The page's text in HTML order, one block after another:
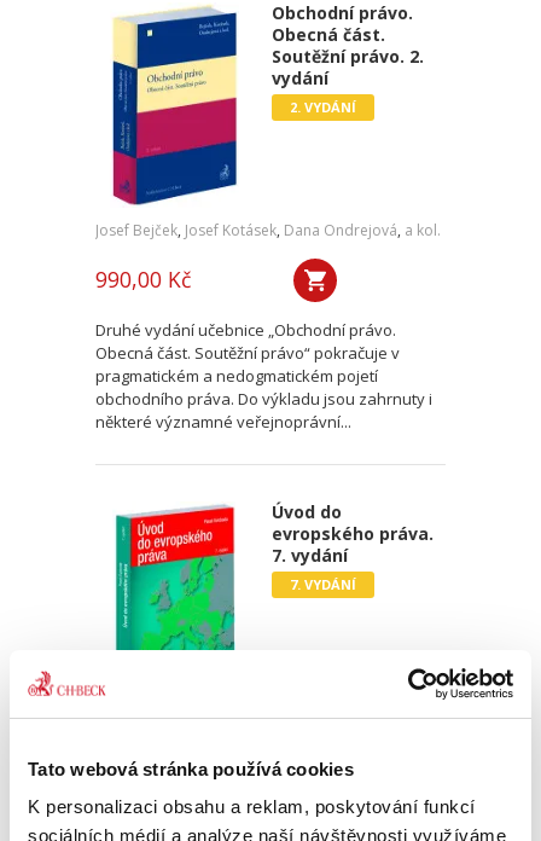
Tato webová stránka používá cookies
K personalizaci obsahu a reklam, poskytování funkcí
sociálních médií a analýze naší návštěvnosti využíváme
Obchodní právo.
Obecná část.
Soutěžní právo. 2.
vydání
2. VYDÁNÍ
Josef Bejček, Josef Kotásek, Dana Ondrejová, a kol.
990,00 Kč
Druhé vydání učebnice „Obchodní právo.
Obecná část. Soutěžní právo“ pokračuje v
pragmatickém a nedogmatickém pojetí
obchodního práva. Do výkladu jsou zahrnuty i
některé významné veřejnoprávní...
Úvod do
evropského práva.
7. vydání
7. VYDÁNÍ
850,00 Kč
Tato publikace má čtenáři posloužit jako první